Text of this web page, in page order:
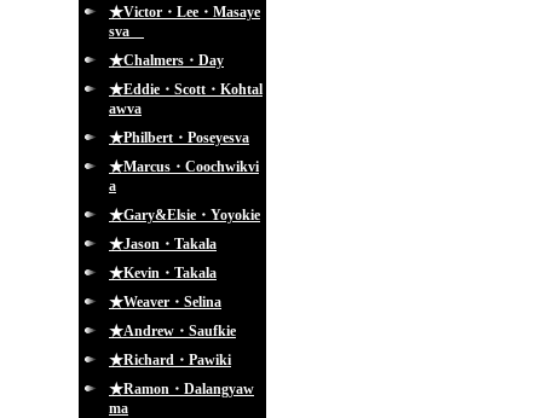
★Victor・Lee・Masaye
sva
★Chalmers・Day
★Eddie・Scott・Kohtal
awva
★Philbert・Poseyesva
★Marcus・Coochwikvi
a
★Gary&Elsie・Yoyokie
★Jason・Takala
★Kevin・Takala
★Weaver・Selina
★Andrew・Saufkie
★Richard・Pawiki
★Ramon・Dalangyaw
ma